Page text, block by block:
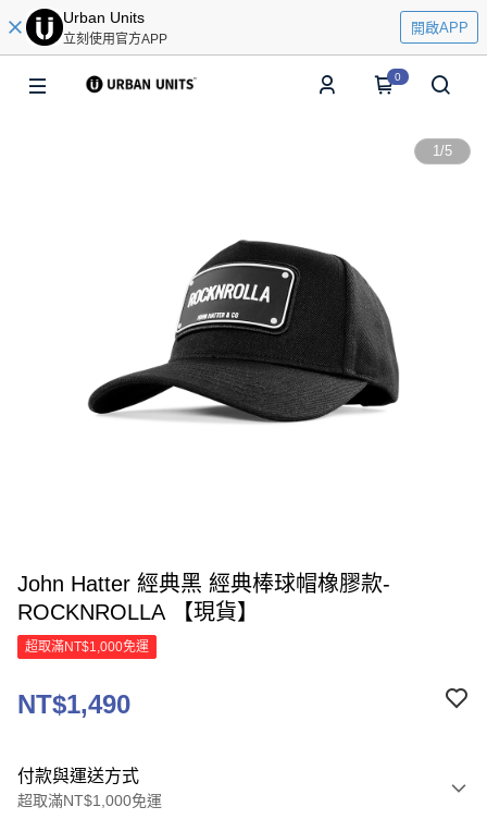
Urban Units
立刻使用官方APP
開啟APP
0
1/5
John Hatter 經典黑 經典棒球帽橡膠款-
ROCKNROLLA 【現貨】
超取滿NT$1,000免運
NT$1,490
付款與運送方式
超取滿NT$1,000免運